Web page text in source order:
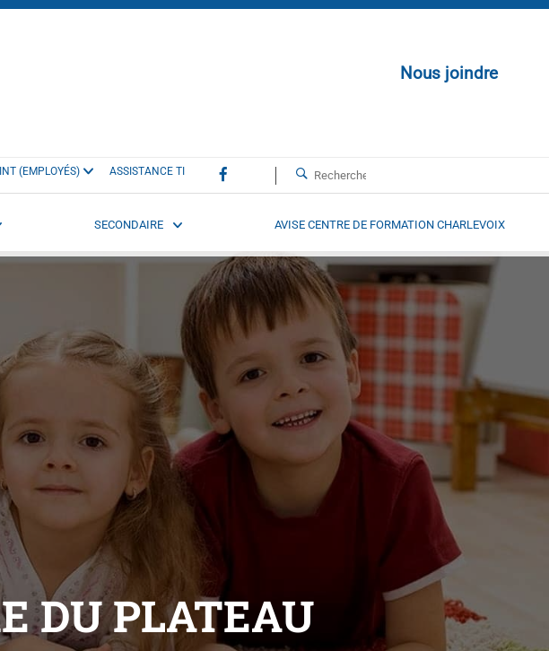
Nous joindre
(EMPLOYÉS) ASSISTANCE TI
SECONDAIRE AVISE CENTRE DE FORMATION CHARLEVOIX
DU PLATEAU